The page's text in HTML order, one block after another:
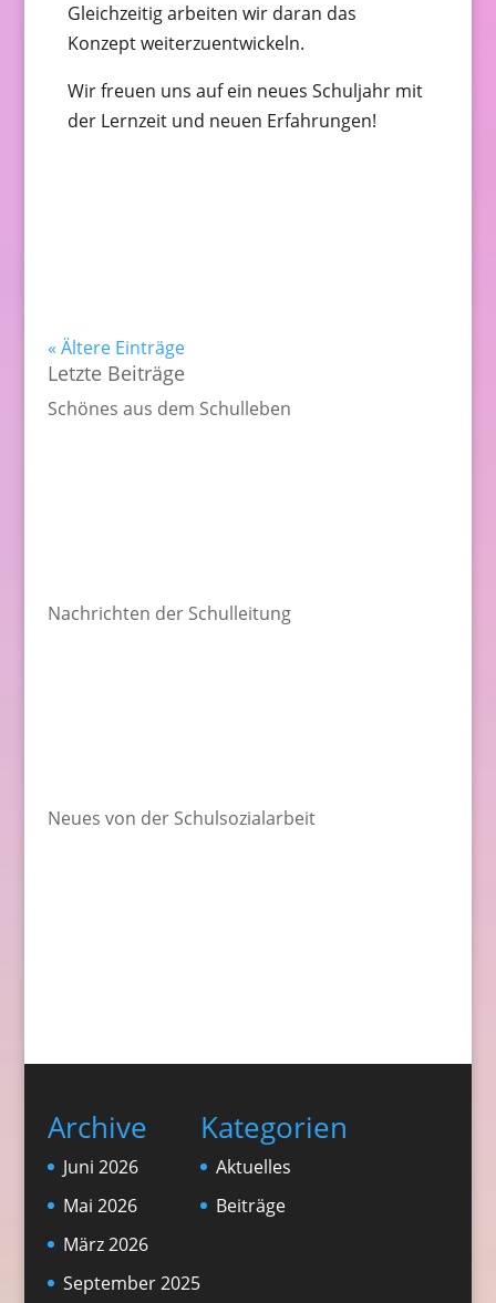
Gleichzeitig arbeiten wir daran das
Konzept weiterzuentwickeln.
Wir freuen uns auf ein neues Schuljahr mit
der Lernzeit und neuen Erfahrungen!
« Ältere Einträge
Letzte Beiträge
Schönes aus dem Schulleben
Nachrichten der Schulleitung
Neues von der Schulsozialarbeit
Archive
Juni 2026
Mai 2026
März 2026
September 2025
Kategorien
Aktuelles
Beiträge